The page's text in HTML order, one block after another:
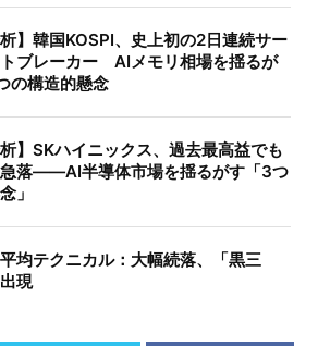
析】韓国KOSPI、史上初の2日連続サー
ブレーカー AIメモリ相場を揺るが
の構造的懸念
析】SKハイニックス、過去最高益でも
落——AI半導体市場を揺るがす「3つ
」
均テクニカル：大幅続落、「黒三
現